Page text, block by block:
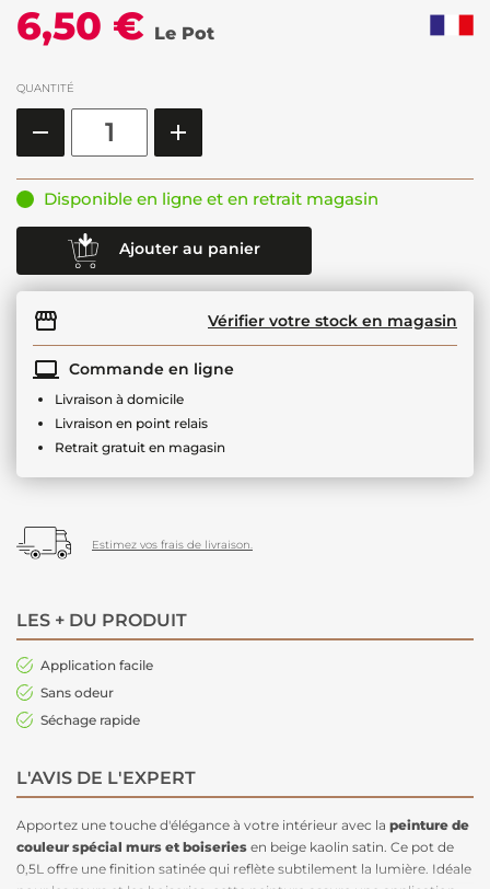
6,50 € Le Pot
QUANTITÉ
Disponible en ligne et en retrait magasin
Ajouter au panier
Vérifier votre stock en magasin
Commande en ligne
Livraison à domicile
Livraison en point relais
Retrait gratuit en magasin
Estimez vos frais de livraison.
LES + DU PRODUIT
Application facile
Sans odeur
Séchage rapide
L'AVIS DE L'EXPERT
Apportez une touche d'élégance à votre intérieur avec la peinture de
couleur spécial murs et boiseries en beige kaolin satin. Ce pot de
0,5L offre une finition satinée qui reflète subtilement la lumière. Idéale